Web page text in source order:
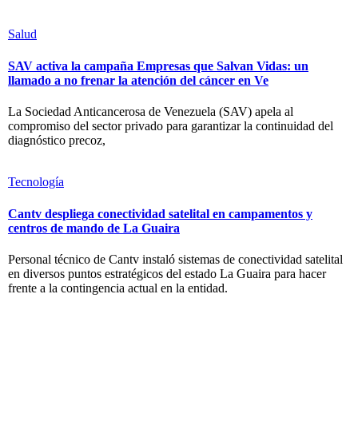
Salud
SAV activa la campaña Empresas que Salvan Vidas: un
llamado a no frenar la atención del cáncer en Ve
La Sociedad Anticancerosa de Venezuela (SAV) apela al
compromiso del sector privado para garantizar la continuidad del
diagnóstico precoz,
Tecnología
Cantv despliega conectividad satelital en campamentos y
centros de mando de La Guaira
Personal técnico de Cantv instaló sistemas de conectividad satelital
en diversos puntos estratégicos del estado La Guaira para hacer
frente a la contingencia actual en la entidad.